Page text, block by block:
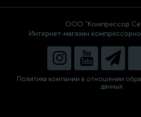
ООО "Компрессор
Интернет-магазин
Политика компании в отношении
данных